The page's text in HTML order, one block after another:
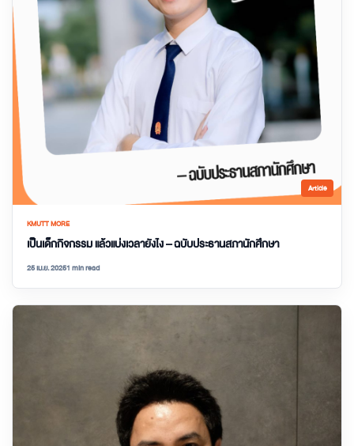
Article
KMUTT MORE
เป็นเด็กกิจกรรม แล้วแบ่งเวลายังไง – ฉบับประธานสภานักศึกษา
25 เม.ย. 20251 min read